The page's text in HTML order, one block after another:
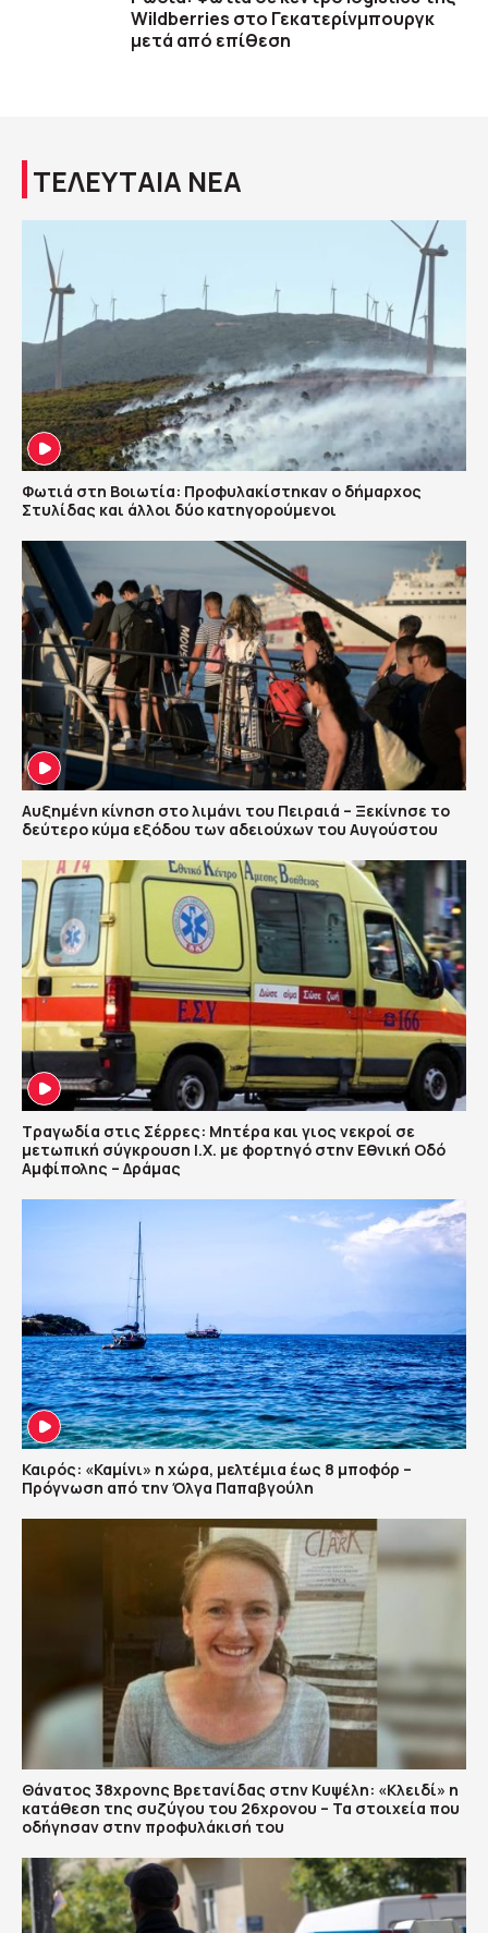
Wildberries στο Γεκατερίνμπουργκ
μετά από επίθεση
ΤΕΛΕΥΤΑΙΑ ΝΕΑ
Φωτιά στη Βοιωτία: Προφυλακίστηκαν ο δήμαρχος
Στυλίδας και άλλοι δύο κατηγορούμενοι
Αυξημένη κίνηση στο λιμάνι του Πειραιά – Ξεκίνησε το
δεύτερο κύμα εξόδου των αδειούχων του Αυγούστου
Τραγωδία στις Σέρρες: Μητέρα και γιος νεκροί σε
μετωπική σύγκρουση Ι.Χ. με φορτηγό στην Εθνική Οδό
Αμφίπολης – Δράμας
Καιρός: «Καμίνι» η χώρα, μελτέμια έως 8 μποφόρ –
Πρόγνωση από την Όλγα Παπαβγούλη
Θάνατος 38χρονης Βρετανίδας στην Κυψέλη: «Κλειδί» η
κατάθεση της συζύγου του 26χρονου – Τα στοιχεία που
οδήγησαν στην προφυλάκισή του